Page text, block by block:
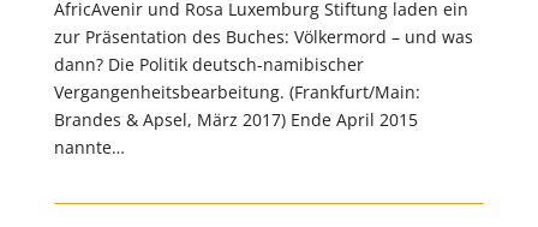
AfricAvenir und Rosa Luxemburg Stiftung laden ein
zur Präsentation des Buches: Völkermord – und was
dann? Die Politik deutsch-namibischer
Vergangenheitsbearbeitung. (Frankfurt/Main:
Brandes & Apsel, März 2017) Ende April 2015
nannte…